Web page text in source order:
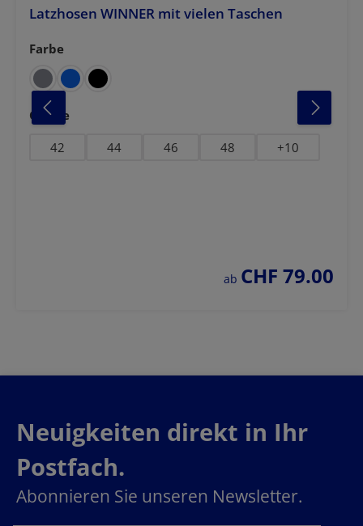
Latzhosen WINNER mit vielen Taschen
Farbe
auswählen
Grösse
42 44 46 48 +10
regulärer preis:
ab CHF 79.00
Neuigkeiten direkt in Ihr
Postfach.
Abonnieren Sie unseren Newsletter.